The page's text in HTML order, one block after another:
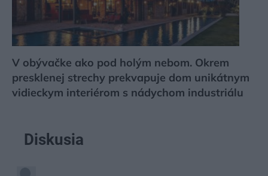
V obývačke ako pod holým nebom. Okrem
presklenej strechy prekvapuje dom unikátnym
vidieckym interiérom s nádychom industriálu
Diskusia